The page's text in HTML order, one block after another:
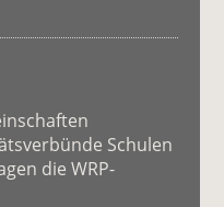
Schulen
die WRP-